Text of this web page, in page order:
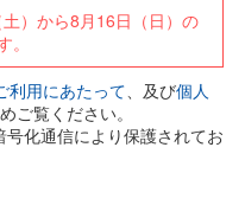
）から8月16日（日）の
利用にあたって、及び個人
ご覧ください。
化通信により保護されてお